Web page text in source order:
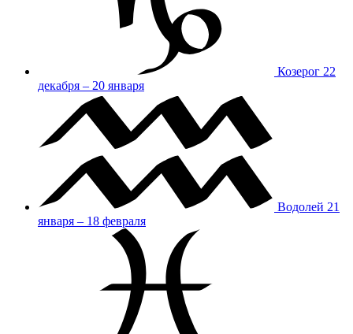
Козерог 22
декабря – 20 января
Водолей 21
января – 18 февраля